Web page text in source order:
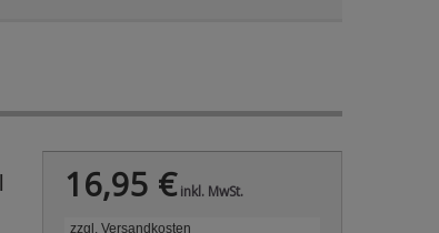
16,95 €inkl. MwSt.
zzgl. Versandkosten